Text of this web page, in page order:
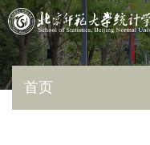
首页